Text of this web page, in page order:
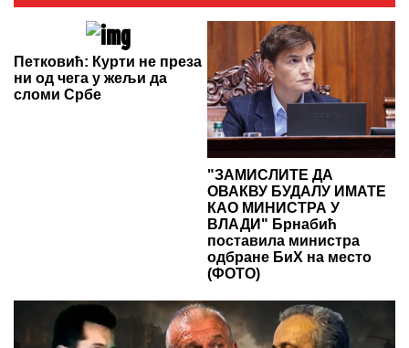
Петковић: Курти не преза
ни од чега у жељи да
сломи Србе
"ЗАМИСЛИТЕ ДА
ОВАКВУ БУДАЛУ ИМАТЕ
КАО МИНИСТРА У
ВЛАДИ" Брнабић
поставила министра
одбране БиХ на место
(ФОТО)